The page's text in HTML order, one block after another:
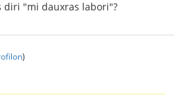
diri "mi dauxras labori"?
)